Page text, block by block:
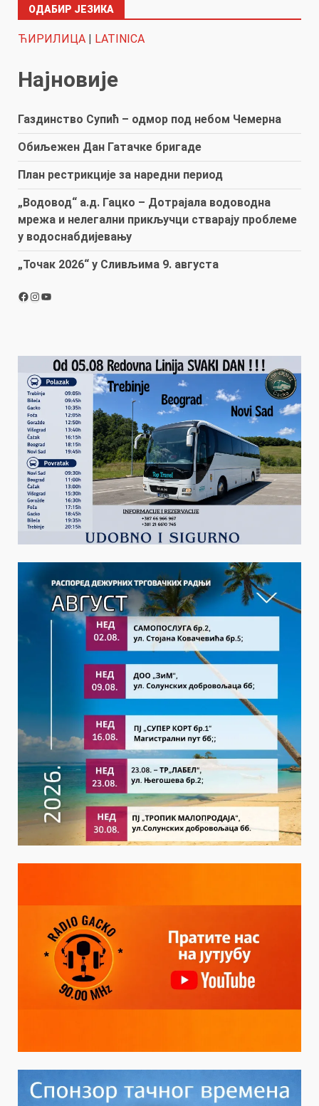
ОДАБИР ЈЕЗИКА
ЋИРИЛИЦА | LATINICA
Најновије
Газдинство Супић – одмор под небом Чемерна
Обиљежен Дан Гатачке бригаде
План рестрикције за наредни период
„Водовод“ а.д. Гацко – Дотрајала водоводна
мрежа и нелегални прикључци стварају проблеме
у водоснабдијевању
„Точак 2026“ у Сливљима 9. августа
Facebook
Instagram
YouTube